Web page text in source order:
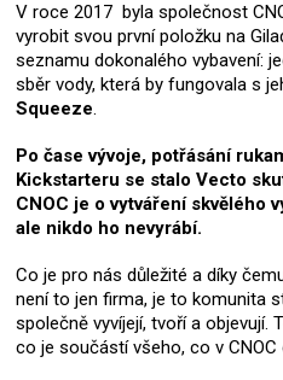
V roce 2017 byla společnost
vyrobit svou první položku na
seznamu dokonalého vybavení:
sběr vody, která by fungovala s
Squeeze.
Po čase vývoje, potřásání
Kickstarteru se stalo Vecto
CNOC je o vytváření skvělého
ale nikdo ho nevyrábí.
Co je pro nás důležité a díky
není to jen firma, je to komunita
společně vyvíjejí, tvoří a objevují.
co je součástí všeho, co v CNOC